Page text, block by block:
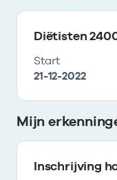
Diëtisten
Start
21-12-2022
Mijn
Inschrijving